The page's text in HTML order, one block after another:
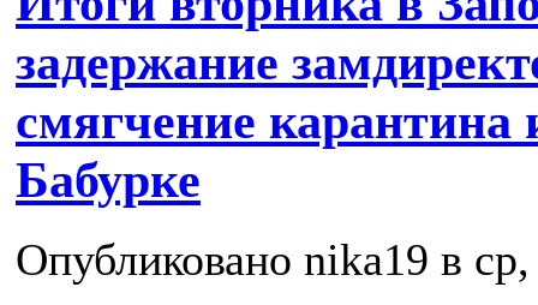
задержание
смягчение карантина
Бабурке
Опубликовано nika19 в